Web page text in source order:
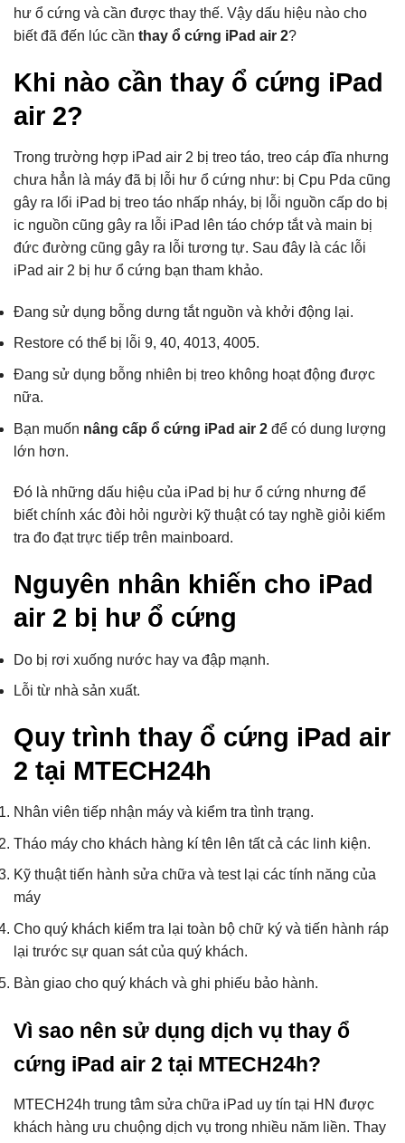
hư ổ cứng và cần được thay thế. Vậy dấu hiệu nào cho
biết đã đến lúc cần thay ổ cứng iPad air 2?
Khi nào cần thay ổ cứng iPad
air 2?
Trong trường hợp iPad air 2 bị treo táo, treo cáp đĩa nhưng
chưa hẳn là máy đã bị lỗi hư ổ cứng như: bị Cpu Pda cũng
gây ra lổi iPad bị treo táo nhấp nháy, bị lỗi nguồn cấp do bị
ic nguồn cũng gây ra lỗi iPad lên táo chớp tắt và main bị
đức đường cũng gây ra lỗi tương tự. Sau đây là các lỗi
iPad air 2 bị hư ổ cứng bạn tham khảo.
Đang sử dụng bỗng dưng tắt nguồn và khởi động lại.
Restore có thể bị lỗi 9, 40, 4013, 4005.
Đang sử dụng bỗng nhiên bị treo không hoạt động được
nữa.
Bạn muốn nâng cấp ổ cứng iPad air 2 để có dung lượng
lớn hơn.
Đó là những dấu hiệu của iPad bị hư ổ cứng nhưng để
biết chính xác đòi hỏi người kỹ thuật có tay nghề giỏi kiểm
tra đo đạt trực tiếp trên mainboard.
Nguyên nhân khiến cho iPad
air 2 bị hư ổ cứng
Do bị rơi xuống nước hay va đập mạnh.
Lỗi từ nhà sản xuất.
Quy trình thay ổ cứng iPad air
2 tại MTECH24h
Nhân viên tiếp nhận máy và kiểm tra tình trạng.
Tháo máy cho khách hàng kí tên lên tất cả các linh kiện.
Kỹ thuật tiến hành sửa chữa và test lại các tính năng của
máy
Cho quý khách kiểm tra lại toàn bộ chữ ký và tiến hành ráp
lại trước sự quan sát của quý khách.
Bàn giao cho quý khách và ghi phiếu bảo hành.
Vì sao nên sử dụng dịch vụ thay ổ
cứng iPad air 2 tại MTECH24h?
MTECH24h trung tâm sửa chữa iPad uy tín tại HN được
khách hàng ưu chuộng dịch vụ trong nhiều năm liền. Thay